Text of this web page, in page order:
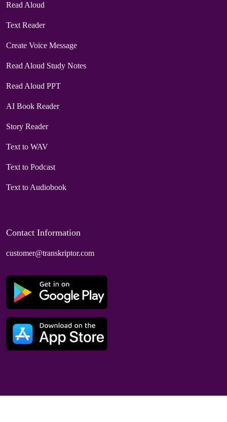
Read Aloud
Text Reader
Create Voice Message
Read Aloud Study Notes
Read Aloud PPT
AI Book Reader
Story Reader
Text to WAV
Text to Podcast
Text to Audiobook
Contact Information
customer@transkriptor.com